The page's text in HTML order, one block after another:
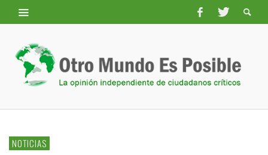
NOTICIAS